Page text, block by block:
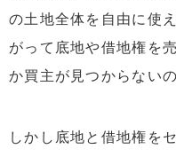
の土地全体を自由に使
がって底地や借地権を
か買主が見つからない
しかし底地と借地権を